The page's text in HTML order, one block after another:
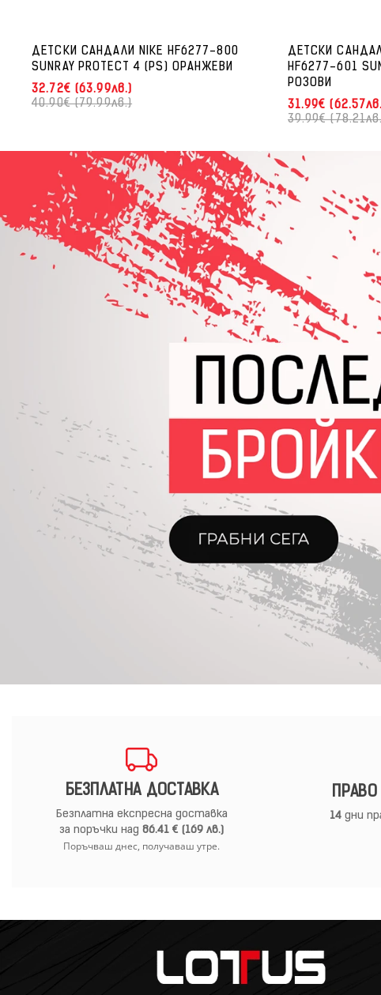
ДЕТСКИ САНДАЛИ NIKE HF6277-800
SUNRAY PROTECT 4 (PS) ОРАНЖЕВИ
32.72€ (63.99лв.)
40.90€ (79.99лв.)
ДЕТСКИ
HF6277-601
РОЗОВИ
31.99€
39.99€
БЕЗПЛАТНА ДОСТАВКА
Безплатна експресна доставка
за поръчки над86.41 € (169 лв.)
Поръчваш днес, получаваш утре.
14дни